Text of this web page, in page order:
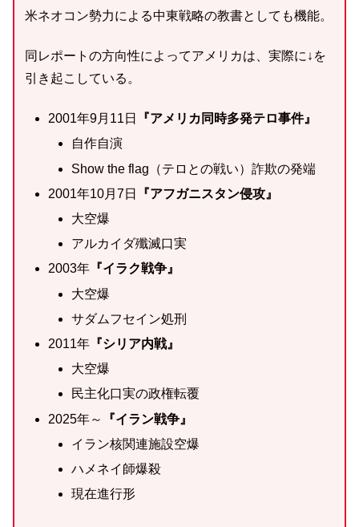
米ネオコン勢力による中東戦略の教書としても機能。
同レポートの方向性によってアメリカは、実際に↓を
引き起こしている。
2001年9月11日
『アメリカ同時多発テロ事件』
自作自演
Show the flag（テロとの戦い）詐欺の発端
2001年10月7日
『アフガニスタン侵攻』
大空爆
アルカイダ殲滅口実
2003年『イラク戦争』
大空爆
サダムフセイン処刑
2011年『シリア内戦』
大空爆
民主化口実の政権転覆
2025年～
『イラン戦争』
イラン核関連施設空爆
ハメネイ師爆殺
現在進行形